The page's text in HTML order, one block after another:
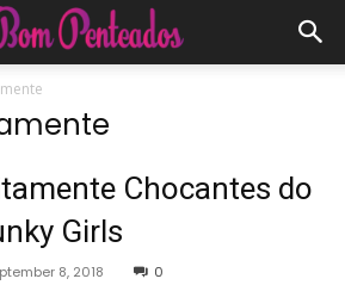
Chocantes do
Girls
8, 2018 0